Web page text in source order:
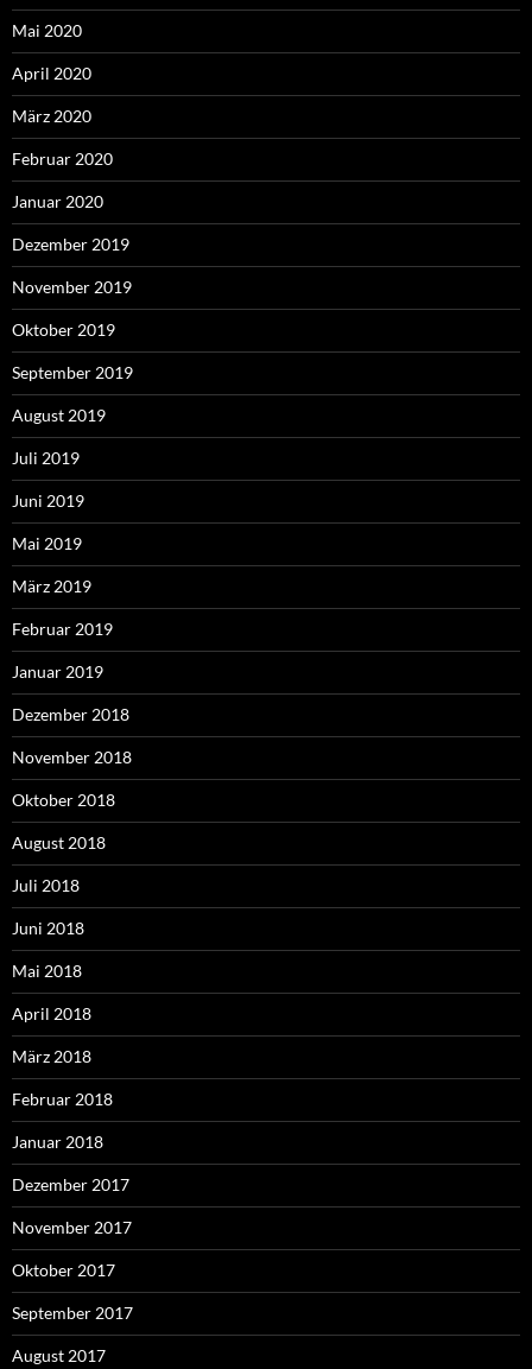
Mai 2020
April 2020
März 2020
Februar 2020
Januar 2020
Dezember 2019
November 2019
Oktober 2019
September 2019
August 2019
Juli 2019
Juni 2019
Mai 2019
März 2019
Februar 2019
Januar 2019
Dezember 2018
November 2018
Oktober 2018
August 2018
Juli 2018
Juni 2018
Mai 2018
April 2018
März 2018
Februar 2018
Januar 2018
Dezember 2017
November 2017
Oktober 2017
September 2017
August 2017